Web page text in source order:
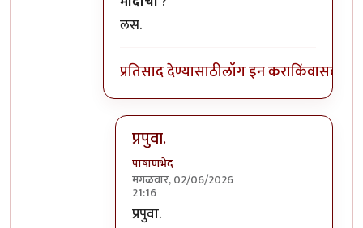
लस.
प्रतिसाद देण्यासाठीलॉग इन कराकिंवासदस्य
प्रपुवा.
पाषाणभेद
मंगळवार, 02/06/2026
21:16
In reply to
प्रपुवा.